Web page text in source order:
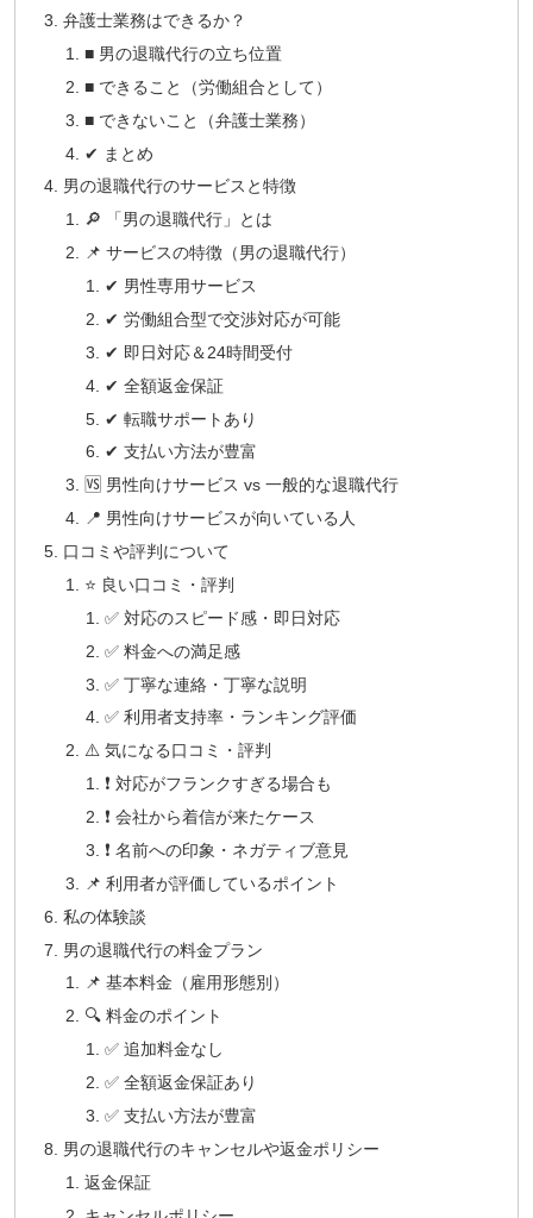
弁護士業務はできるか？
■ 男の退職代行の立ち位置
■ できること（労働組合として）
■ できないこと（弁護士業務）
✔ まとめ
男の退職代行のサービスと特徴
🔎 「男の退職代行」とは
📌 サービスの特徴（男の退職代行）
✔ 男性専用サービス
✔ 労働組合型で交渉対応が可能
✔ 即日対応＆24時間受付
✔ 全額返金保証
✔ 転職サポートあり
✔ 支払い方法が豊富
🆚 男性向けサービス vs 一般的な退職代行
📍 男性向けサービスが向いている人
口コミや評判について
⭐️ 良い口コミ・評判
✅ 対応のスピード感・即日対応
✅ 料金への満足感
✅ 丁寧な連絡・丁寧な説明
✅ 利用者支持率・ランキング評価
⚠️ 気になる口コミ・評判
❗ 対応がフランクすぎる場合も
❗ 会社から着信が来たケース
❗ 名前への印象・ネガティブ意見
📌 利用者が評価しているポイント
私の体験談
男の退職代行の料金プラン
📌 基本料金（雇用形態別）
🔍 料金のポイント
✅ 追加料金なし
✅ 全額返金保証あり
✅ 支払い方法が豊富
男の退職代行のキャンセルや返金ポリシー
返金保証